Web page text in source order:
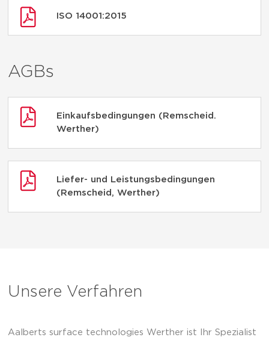
ISO 14001:2015
AGBs
Einkaufsbedingungen (Remscheid.
Werther)
Liefer- und Leistungsbedingungen
(Remscheid, Werther)
Unsere Verfahren
Aalberts surface technologies Werther ist Ihr Spezialist